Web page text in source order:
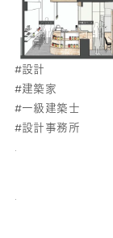
#設計
#建築家
#一級建築士
#設計事務所